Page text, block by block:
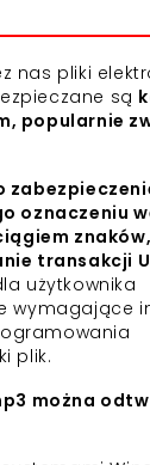
nas pliki
są
popularnie
oznaczeniu
transakcji
użytkownika
wymagające
plik.
można